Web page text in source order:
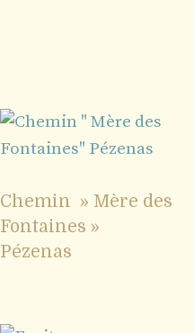
Chemin » Mère des
Fontaines »
Pézenas